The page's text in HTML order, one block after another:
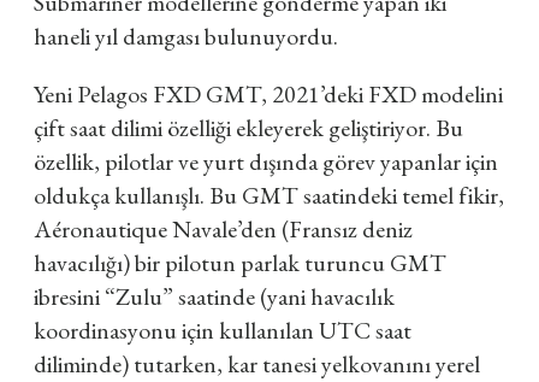
haneli yıl damgası bulunuyordu.
Yeni Pelagos FXD GMT, 2021’deki FXD modelini
çift saat dilimi özelliği ekleyerek geliştiriyor. Bu
özellik, pilotlar ve yurt dışında görev yapanlar için
oldukça kullanışlı. Bu GMT saatindeki temel fikir,
Aéronautique Navale’den (Fransız deniz
havacılığı) bir pilotun parlak turuncu GMT
ibresini “Zulu” saatinde (yani havacılık
koordinasyonu için kullanılan UTC saat
diliminde) tutarken, kar tanesi yelkovanını yerel